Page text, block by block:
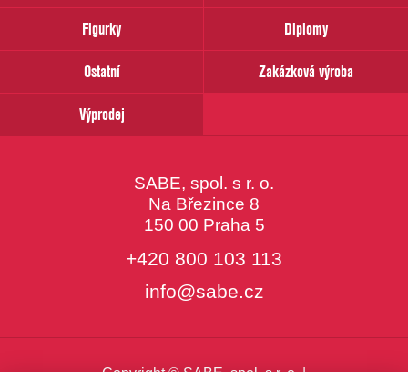
email
Figurky
Diplomy
Ostatní
Zakázková výroba
Výprodej
SABE, spol. s r. o.
Na Březince 8
150 00 Praha 5
+420 800 103 113
info@sabe.cz
Copyright © SABE, spol. s r. o. |